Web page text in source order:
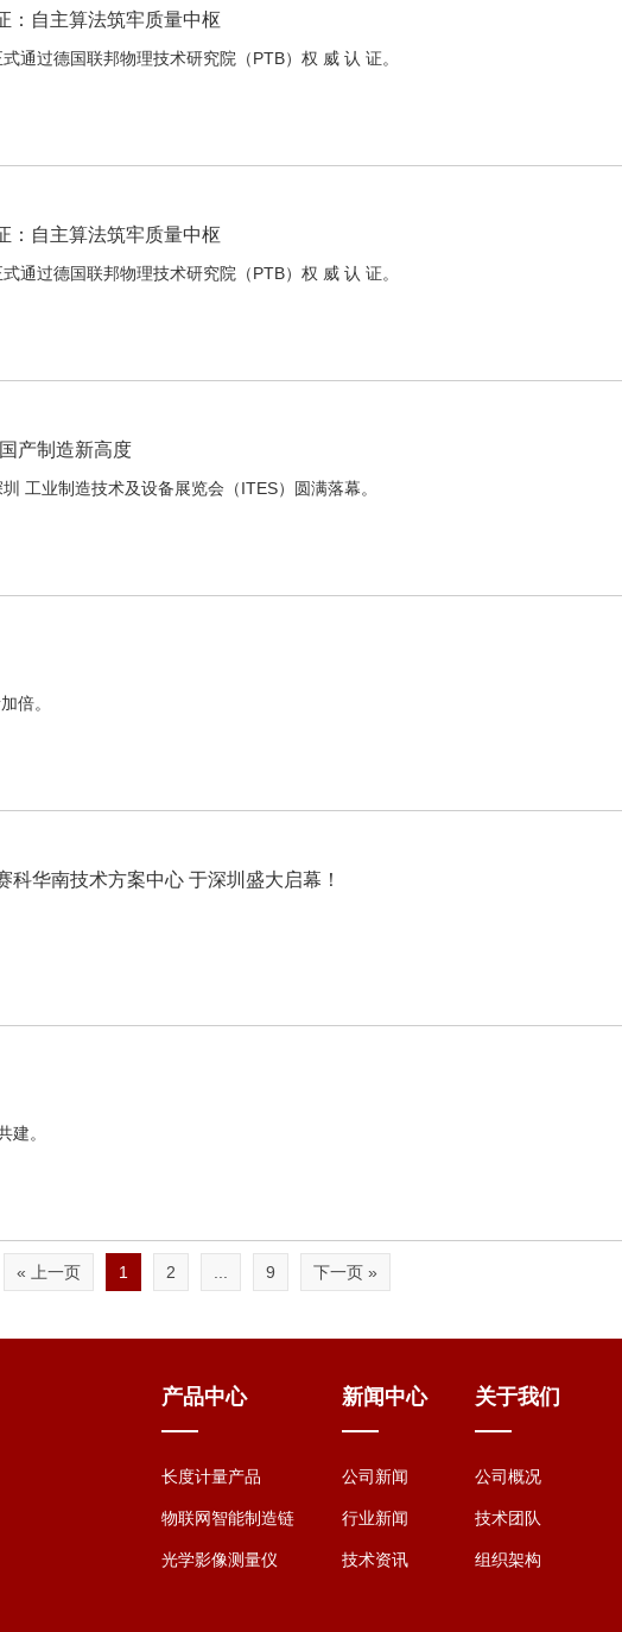
：自主算法筑牢质量中枢
通过德国联邦物理技术研究院（PTB）权 威 认 证。
：自主算法筑牢质量中枢
通过德国联邦物理技术研究院（PTB）权 威 认 证。
产制造新高度
工业制造技术及设备展览会（ITES）圆满落幕。
倍。
华南技术方案中心 于深圳盛大启幕！
建。
« 上一页 1 2 9 下一页 »
产品中心
长度计量产品
物联网智能制造链
光学影像测量仪
新闻中心
公司新闻
行业新闻
技术资讯
关于我们
公司概况
技术团队
组织架构